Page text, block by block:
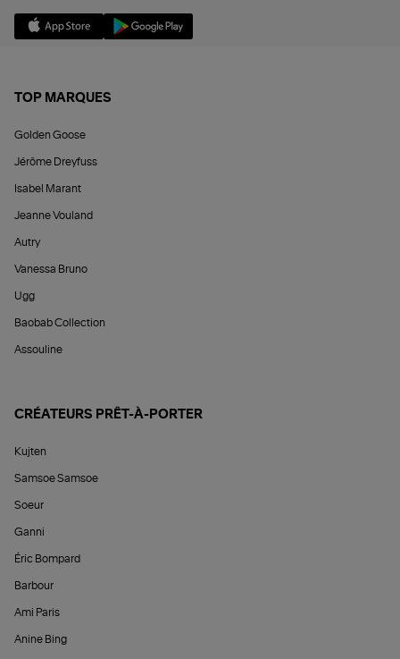
TOP MARQUES
Golden Goose
Jérôme Dreyfuss
Isabel Marant
Jeanne Vouland
Autry
Vanessa Bruno
Ugg
Baobab Collection
Assouline
CRÉATEURS PRÊT-À-PORTER
Kujten
Samsoe Samsoe
Soeur
Ganni
Éric Bompard
Barbour
Ami Paris
Anine Bing